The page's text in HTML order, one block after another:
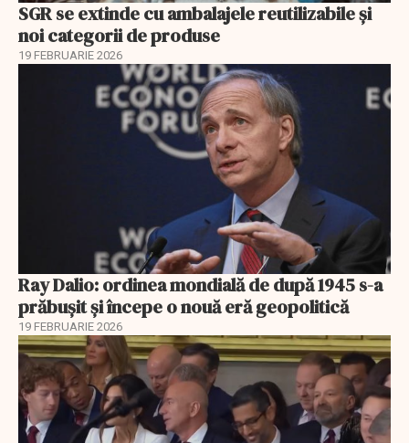
SGR se extinde cu ambalajele reutilizabile și
noi categorii de produse
19 FEBRUARIE 2026
Ray Dalio: ordinea mondială de după 1945 s-a
prăbușit și începe o nouă eră geopolitică
19 FEBRUARIE 2026